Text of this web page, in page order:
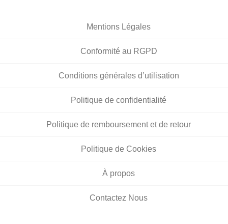
Mentions Légales
Conformité au RGPD
Conditions générales d’utilisation
Politique de confidentialité
Politique de remboursement et de retour
Politique de Cookies
À propos
Contactez Nous